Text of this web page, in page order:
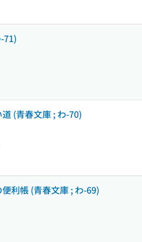
71)
(青春文庫 ; わ-70)
利帳 (青春文庫 ; わ-69)